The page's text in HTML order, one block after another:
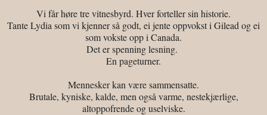
Vi får høre tre vitnesbyrd. Hver forteller sin historie.
Tante Lydia som vi kjenner så godt, ei jente oppvokst i Gilead og ei
som vokste opp i Canada.
Det er spenning lesning.
En pageturner.
Mennesker kan være sammensatte.
Brutale, kyniske, kalde, men også varme, nestekjærlige,
altoppofrende og uselviske.